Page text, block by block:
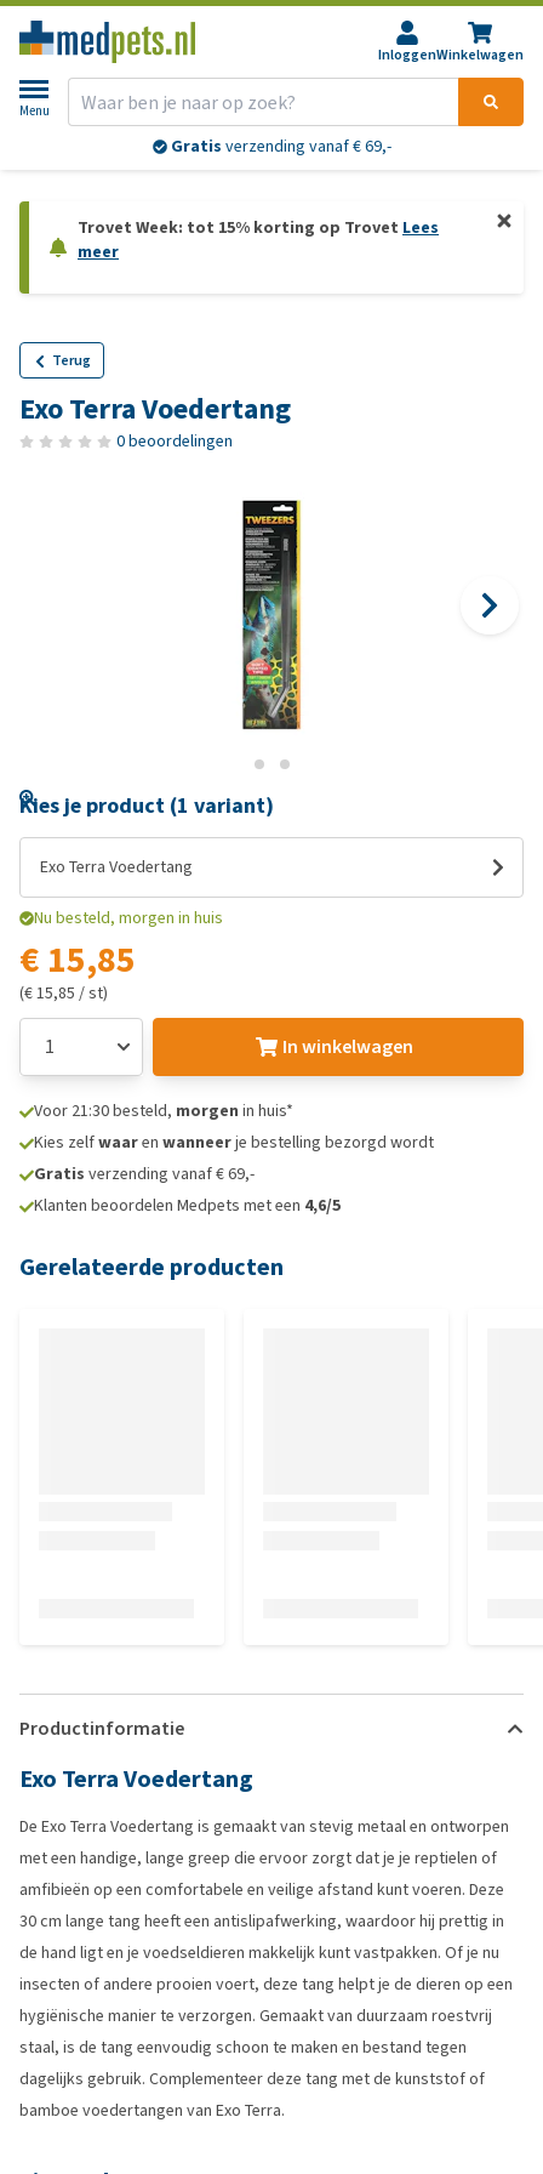
InloggenWinkelwagen
Menu
Gratis verzending vanaf € 69,-
Trovet Week: tot 15% korting op Trovet Lees
meer
Terug
Exo Terra Voedertang
0 beoordelingen
Kies je product (1 variant)
Exo Terra Voedertang
Nu besteld, morgen in huis
€ 15,85
(€ 15,85 / st)
In winkelwagen
Voor 21:30 besteld, morgen in huis*
Kies zelfwaaren wanneerje bestelling bezorgd wordt
Gratis verzending vanaf € 69,-
Klanten beoordelen Medpets met een 4,6/5
Gerelateerde producten
Productinformatie
Exo Terra Voedertang
De Exo Terra Voedertang is gemaakt van stevig metaal en ontworpen
met een handige, lange greep die ervoor zorgt dat je je reptielen of
amfibieën op een comfortabele en veilige afstand kunt voeren. Deze
30 cm lange tang heeft een antislipafwerking, waardoor hij prettig in
de hand ligt en je voedseldieren makkelijk kunt vastpakken. Of je nu
insecten of andere prooien voert, deze tang helpt je de dieren op een
hygiënische manier te verzorgen. Gemaakt van duurzaam roestvrij
staal, is de tang eenvoudig schoon te maken en bestand tegen
dagelijks gebruik. Complementeer deze tang met de kunststof of
bamboe voedertangen van Exo Terra.